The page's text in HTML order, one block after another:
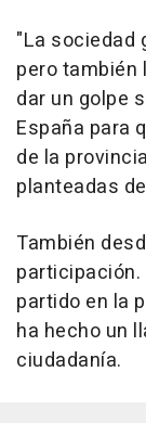
"La sociedad
pero también
dar un golpe
España para
de la
planteadas
También
partido en la
ha hecho un
ciudadanía.